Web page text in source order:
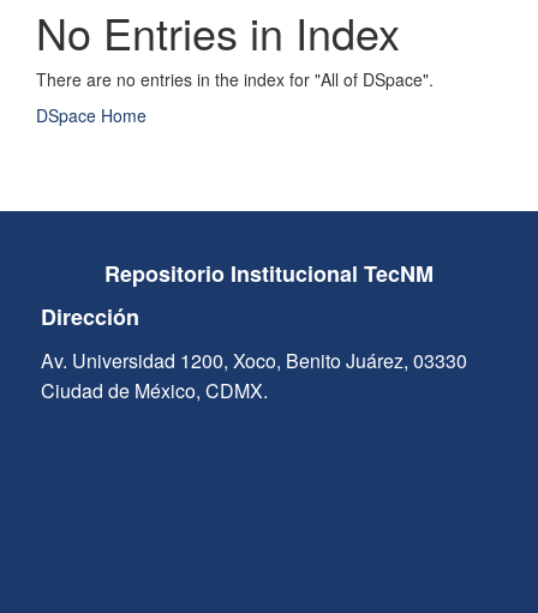
No Entries in Index
There are no entries in the index for "All of DSpace".
DSpace Home
Repositorio Institucional TecNM
Dirección
Av. Universidad 1200, Xoco, Benito Juárez, 03330
Ciudad de México, CDMX.